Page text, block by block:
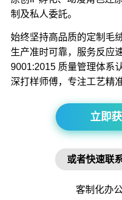
制及私人委託。
始终坚持高品质的定制毛
生产准时可靠，服务反应
9001:2015 质量管理体系
深打样师傅，专注工艺精
立即
或者快速联
客制化办